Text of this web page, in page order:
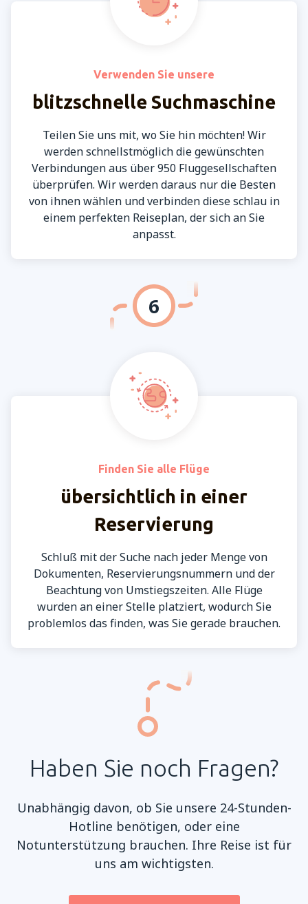
Verwenden Sie unsere
blitzschnelle Suchmaschine
Teilen Sie uns mit, wo Sie hin möchten! Wir
werden schnellstmöglich die gewünschten
Verbindungen aus über 950 Fluggesellschaften
überprüfen. Wir werden daraus nur die Besten
von ihnen wählen und verbinden diese schlau in
einem perfekten Reiseplan, der sich an Sie
anpasst.
6
Finden Sie alle Flüge
übersichtlich in einer
Reservierung
Schluß mit der Suche nach jeder Menge von
Dokumenten, Reservierungsnummern und der
Beachtung von Umstiegszeiten. Alle Flüge
wurden an einer Stelle platziert, wodurch Sie
problemlos das finden, was Sie gerade brauchen.
Haben Sie noch Fragen?
Unabhängig davon, ob Sie unsere 24-Stunden-
Hotline benötigen, oder eine
Notunterstützung brauchen. Ihre Reise ist für
uns am wichtigsten.